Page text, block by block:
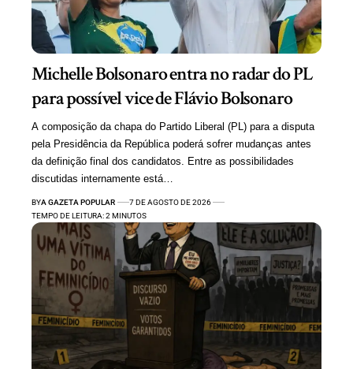
Michelle Bolsonaro entra no radar do PL
para possível vice de Flávio Bolsonaro
A composição da chapa do Partido Liberal (PL) para a disputa
pela Presidência da República poderá sofrer mudanças antes
da definição final dos candidatos. Entre as possibilidades
discutidas internamente está…
BYA GAZETA POPULAR
7 DE AGOSTO DE 2026
TEMPO DE LEITURA: 2 MINUTOS